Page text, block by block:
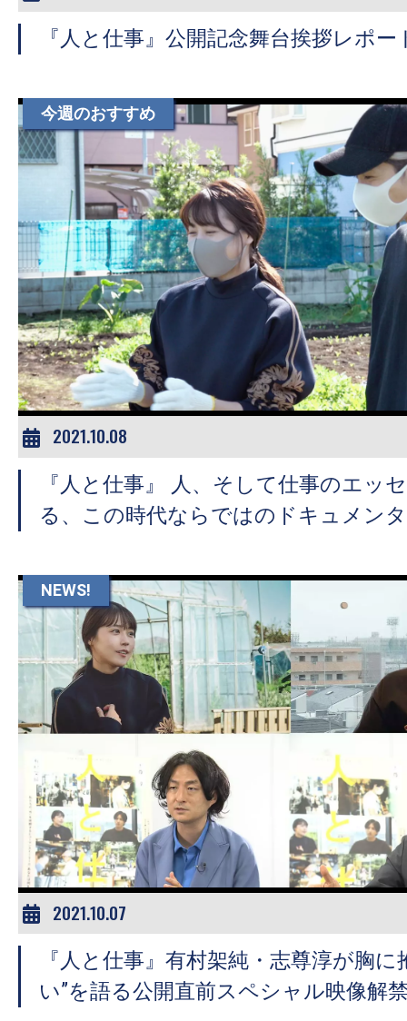
『人と仕事』公開記念舞台挨拶レポー
今週のおすすめ
2021.10.08
『人と仕事』 人、そして仕事のエッ
る、この時代ならではのドキュメン
NEWS!
2021.10.07
『人と仕事』有村架純・志尊淳が胸に
い”を語る公開直前スペシャル映像解